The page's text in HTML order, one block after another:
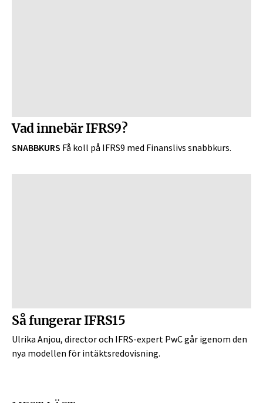
Vad innebär IFRS9?
SNABBKURS Få koll på IFRS9 med Finanslivs snabbkurs.
Så fungerar IFRS15
Ulrika Anjou, ­director och IFRS-expert PwC går igenom den
nya modellen för intäktsredovisning.